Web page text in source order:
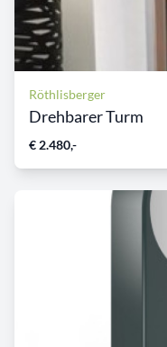
Röthlisberger
Drehbarer Turm
€ 2.480,-